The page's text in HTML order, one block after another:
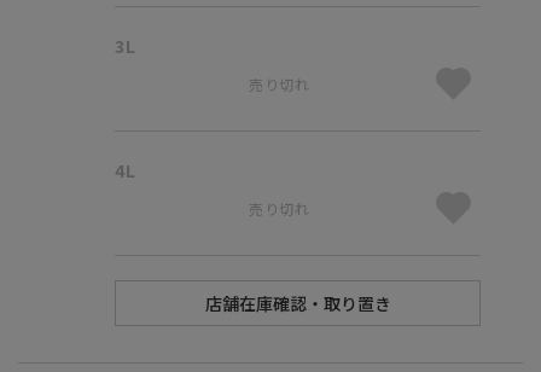
3L
売り切れ
4L
売り切れ